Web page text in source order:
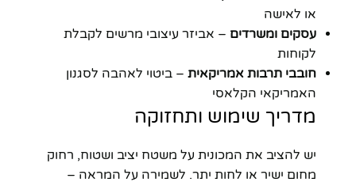
או לאישה
עסקים ומשרדים – אביזר עיצובי מרשים לקבלת
לקוחות
חובבי תרבות אמריקאית – ביטוי לאהבה לסגנון
האמריקאי הקלאסי
מדריך שימוש ותחזוקה
יש להציב את המכונית על משטח יציב ושטוח, רחוק
מחום ישיר או לחות יתר. לשמירה על המראה –